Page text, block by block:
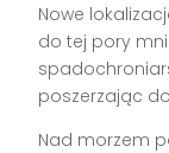
Nowe
do tej pory
poszerzając
Nad morzem